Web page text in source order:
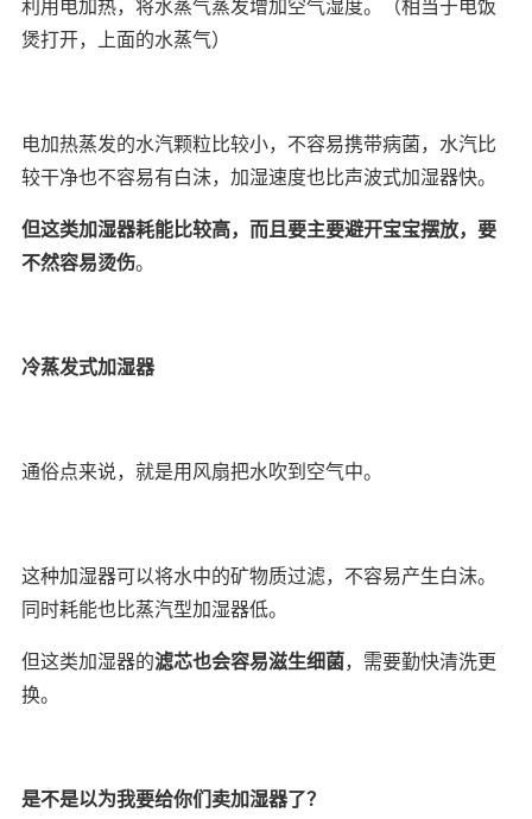
利用电加热，将水蒸气蒸发增加空气湿度。（相当于电饭
煲打开，上面的水蒸气）
电加热蒸发的水汽颗粒比较小，不容易携带病菌，水汽比
较干净也不容易有白沫，加湿速度也比声波式加湿器快。
但这类加湿器耗能比较高，而且要主要避开宝宝摆放，要
不然容易烫伤。
冷蒸发式加湿器
通俗点来说，就是用风扇把水吹到空气中。
这种加湿器可以将水中的矿物质过滤，不容易产生白沫。
同时耗能也比蒸汽型加湿器低。
但这类加湿器的滤芯也会容易滋生细菌，需要勤快清洗更
换。
是不是以为我要给你们卖加湿器了？